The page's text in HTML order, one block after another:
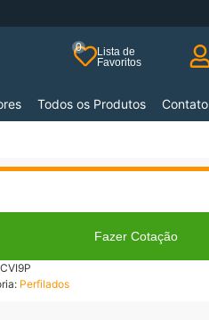
0
Lista de
Favoritos
Todos os Produtos Contato
Fazer Cotação
Perfilados